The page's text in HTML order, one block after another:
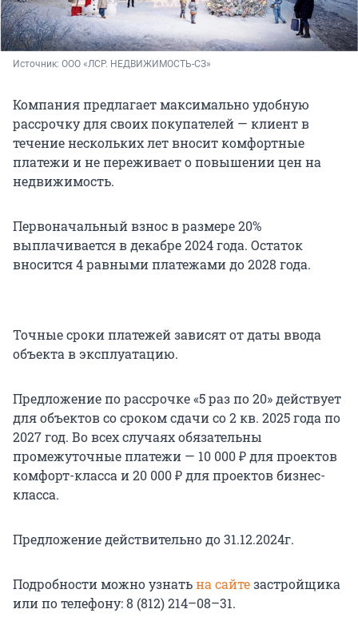
Источник: ООО «ЛСР. НЕДВИЖИМОСТЬ-СЗ»
Компания предлагает максимально удобную
рассрочку для своих покупателей — клиент в
течение нескольких лет вносит комфортные
платежи и не переживает о повышении цен на
недвижимость.
Первоначальный взнос в размере 20%
выплачивается в декабре 2024 года. Остаток
вносится 4 равными платежами до 2028 года.
Точные сроки платежей зависят от даты ввода
объекта в эксплуатацию.
Предложение по рассрочке «5 раз по 20» действует
для объектов со сроком сдачи со 2 кв. 2025 года по
2027 год. Во всех случаях обязательны
промежуточные платежи — 10 000 ₽ для проектов
комфорт-класса и 20 000 ₽ для проектов бизнес-
класса.
Предложение действительно до 31.12.2024г.
Подробности можно узнатьна сайтезастройщика
или по телефону: 8 (812) 214–08–31.